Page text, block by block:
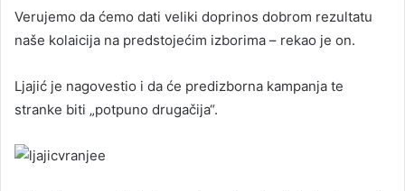
Verujemo da ćemo dati veliki doprinos dobrom rezultatu
naše kolaicija na predstojećim izborima – rekao je on.
Ljajić je nagovestio i da će predizborna kampanja te
stranke biti „potpuno drugačija“.